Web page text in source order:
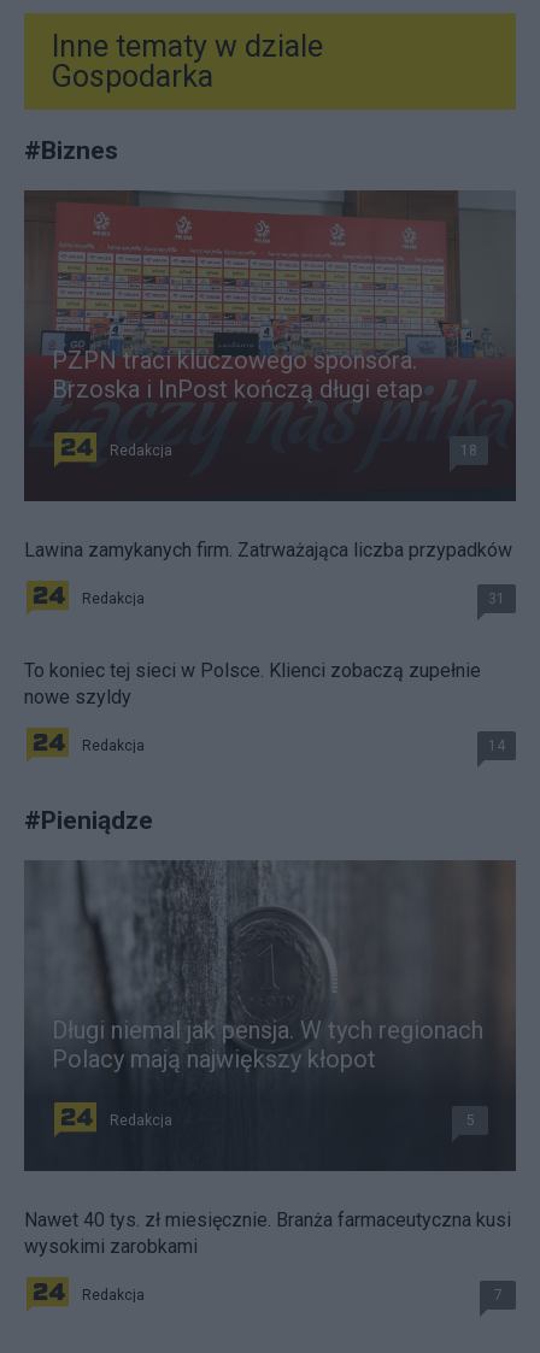
Inne tematy w dziale
Gospodarka
#Biznes
PZPN traci kluczowego sponsora.
Brzoska i InPost kończą długi etap
Redakcja 18
Lawina zamykanych firm. Zatrważająca liczba przypadków
Redakcja 31
To koniec tej sieci w Polsce. Klienci zobaczą zupełnie
nowe szyldy
Redakcja 14
#Pieniądze
Długi niemal jak pensja. W tych regionach
Polacy mają największy kłopot
Redakcja 5
Nawet 40 tys. zł miesięcznie. Branża farmaceutyczna kusi
wysokimi zarobkami
Redakcja 7